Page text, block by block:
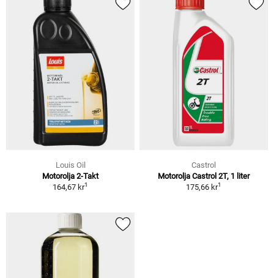
Louis Oil
Motorolja 2-Takt
164,67 kr1
Castrol
Motorolja Castrol 2T, 1 liter
175,66 kr1